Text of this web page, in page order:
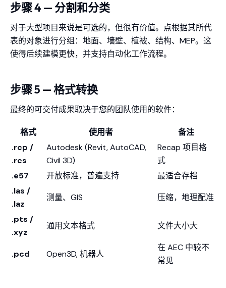
步骤 4 — 分割和分类
对于大型项目来说是可选的，但很有价值。点根据其所代
表的对象进行分组：地面、墙壁、植被、结构、MEP。这
使得后续建模更快，并支持自动化工作流程。
步骤 5 — 格式转换
最终的可交付成果取决于您的团队使用的软件：
格式 使用者
备注
.rcp /
.rcs
Autodesk (Revit, AutoCAD,
Civil 3D)
Recap 项目格
式
.e57
开放标准，普遍支持
最适合存档
.las /
.laz
测量、GIS 压缩，地理配准
.pts /
.xyz
通用文本格式 文件大小大
.pcd Open3D, 机器人
在 AEC 中较不
常见